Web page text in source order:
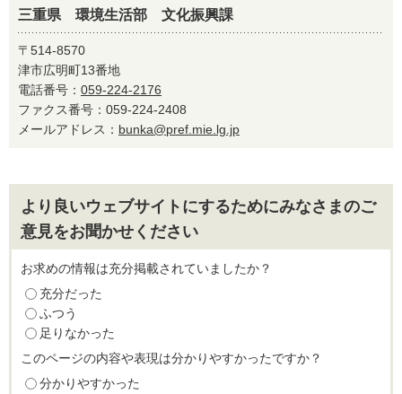
三重県 環境生活部 文化振興課
〒514-8570
津市広明町13番地
電話番号： 059-224-2176
ファクス番号：059-224-2408
メールアドレス： bunka@pref.mie.lg.jp
より良いウェブサイトにするためにみなさまのご
意見をお聞かせください
お求めの情報は充分掲載されていましたか？
充分だった
ふつう
足りなかった
このページの内容や表現は分かりやすかったですか？
分かりやすかった